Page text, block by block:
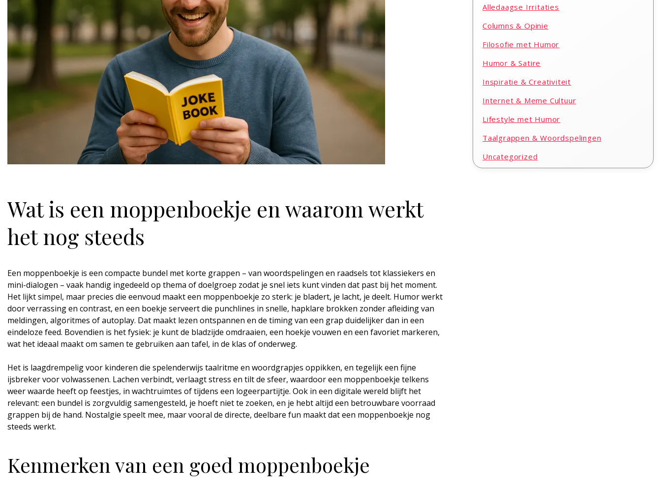
Wat is een moppenboekje en waarom werkt
het nog steeds
Een moppenboekje is een compacte bundel met korte grappen – van woordspelingen en raadsels tot klassiekers en
mini-dialogen – vaak handig ingedeeld op thema of doelgroep zodat je snel iets kunt vinden dat past bij het moment.
Het lijkt simpel, maar precies die eenvoud maakt een moppenboekje zo sterk: je bladert, je lacht, je deelt. Humor werkt
door verrassing en contrast, en een boekje serveert die punchlines in snelle, hapklare brokken zonder afleiding van
meldingen, algoritmes of autoplay. Dat maakt lezen ontspannen en de timing van een grap duidelijker dan in een
eindeloze feed. Bovendien is het fysiek: je kunt de bladzijde omdraaien, een hoekje vouwen en een favoriet markeren,
wat het ideaal maakt om samen te gebruiken aan tafel, in de klas of onderweg.
Het is laagdrempelig voor kinderen die spelenderwijs taalritme en woordgrapjes oppikken, en tegelijk een fijne
ijsbreker voor volwassenen. Lachen verbindt, verlaagt stress en tilt de sfeer, waardoor een moppenboekje telkens
weer waarde heeft op feestjes, in wachtruimtes of tijdens een logeerpartijtje. Ook in een digitale wereld blijft het
relevant: een bundel is zorgvuldig samengesteld, je hoeft niet te zoeken, en je hebt altijd een betrouwbare voorraad
grappen bij de hand. Nostalgie speelt mee, maar vooral de directe, deelbare fun maakt dat een moppenboekje nog
steeds werkt.
Kenmerken van een goed moppenboekje
Alledaagse Irritaties
Columns & Opinie
Filosofie met Humor
Humor & Satire
Inspiratie & Creativiteit
Internet & Meme Cultuur
Lifestyle met Humor
Taalgrappen & Woordspelingen
Uncategorized